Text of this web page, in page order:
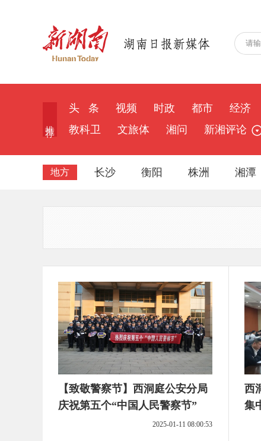
头 条 视频 时政 都市
经济
教科卫
文旅体 湘问 新湘评论
地方 长沙 衡阳 株洲 湘潭
【致敬警察节】西洞庭公安分局
庆祝第五个“中国人民警察节”
2025-01-11 08:00:53
西
集